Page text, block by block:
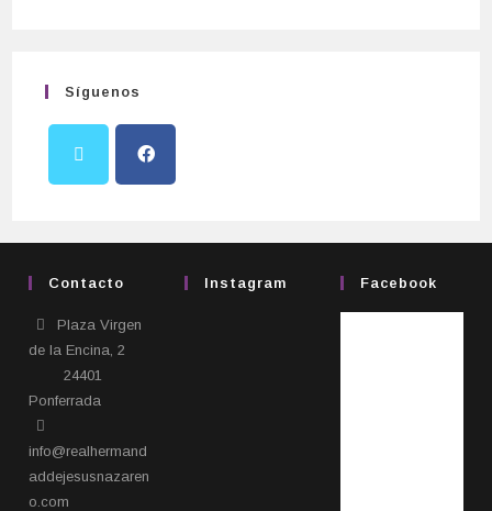
Síguenos
Contacto
Plaza Virgen
de la Encina, 2
24401
Ponferrada​
info@realhermand
addejesusnazaren
o.com
Instagram Facebook